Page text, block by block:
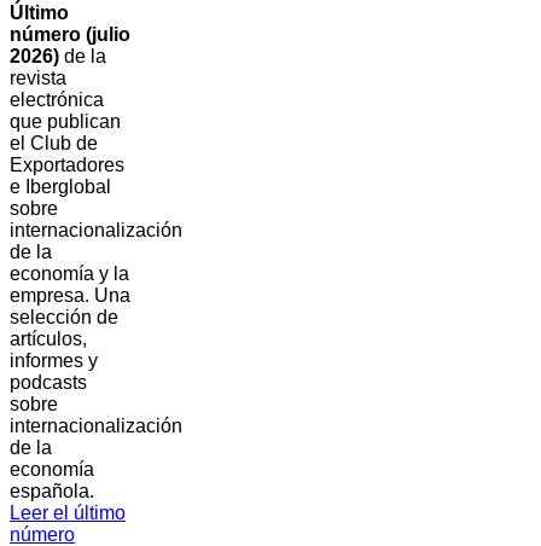
Último
número (julio
2026) de la
revista
electrónica
que publican
el Club de
Exportadores
e Iberglobal
sobre
internacionalización
de la
economía y la
empresa. Una
selección de
artículos,
informes y
podcasts
sobre
internacionalización
de la
economía
española.
Leer el último
número